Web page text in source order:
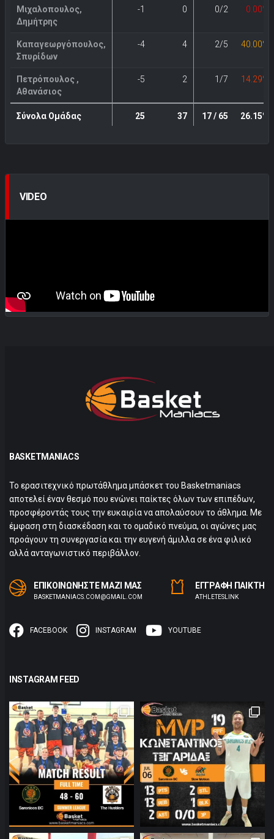
Μιχαλοπουλος,
Δημήτρης
-1 0 0/2 0.00%
Καπαγεωργόπουλος,
Σπυρίδων
-4 4 2/5 40.00%
Πετρόπουλος ,
Αθανάσιος
-5 2 1/7 14.29%
Σύνολα Ομάδας 25 37 17 / 65 26.15%
VIDEO
BASKETMANIACS
Το ερασιτεχνικό πρωτάθλημα μπάσκετ του Basketmaniacs
αποτελεί έναν θεσμό που ενώνει παίκτες όλων των επιπέδων,
προσφέροντάς τους την ευκαιρία να απολαύσουν το άθλημα. Με
έμφαση στη διασκέδαση και το ομαδικό πνεύμα, οι αγώνες μας
προάγουν τη συνεργασία και την ευγενή άμιλλα σε ένα φιλικό
αλλά ανταγωνιστικό περιβάλλον.
ΕΠΙΚΟΙΝΩΝΗΣΤΕ ΜΑΖΙ ΜΑΣ
BASKETMANIACS.COM@GMAIL.COM
ΕΓΓΡΑΦΗ ΠΑΙΚΤΗ
ΑTHLETESLINK
FACEBOOK INSTAGRAM YOUTUBE
INSTAGRAM FEED